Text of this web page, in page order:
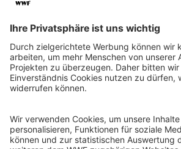
Fast
unterzeichnet und die Regierung
dieses Päckchens aufgefordert.
Da sie dies bisher nicht getan hat,
erneutHunderttausende
„Klimaschutz jetzt und für alle“
gefordert.Für ein Klimapaket,